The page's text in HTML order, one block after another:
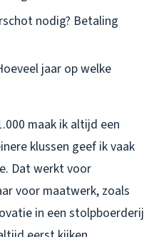
nodig? Betaling
jaar op welke
maak ik altijd een
klussen geef ik vaak
Dat werkt voor
voor maatwerk, zoals
in een stolpboerderij